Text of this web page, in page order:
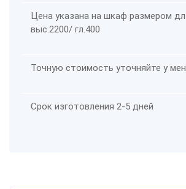
Цена указана на шкаф размером
выс.2200/ гл.400
Точную стоимость уточняйте у
Срок изготовления 2-5 дней